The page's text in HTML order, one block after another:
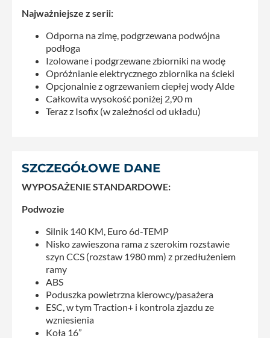
Najważniejsze z serii:
Odporna na zimę, podgrzewana podwójna
podłoga
Izolowane i podgrzewane zbiorniki na wodę
Opróżnianie elektrycznego zbiornika na ścieki
Opcjonalnie z ogrzewaniem ciepłej wody Alde
Całkowita wysokość poniżej 2,90 m
Teraz z Isofix (w zależności od układu)
SZCZEGÓŁOWE DANE
WYPOSAŻENIE STANDARDOWE:
Podwozie
Silnik 140 KM, Euro 6d-TEMP
Nisko zawieszona rama z szerokim rozstawie
szyn CCS (rozstaw 1980 mm) z przedłużeniem
ramy
ABS
Poduszka powietrzna kierowcy/pasażera
ESC, w tym Traction+ i kontrola zjazdu ze
wzniesienia
Koła 16”